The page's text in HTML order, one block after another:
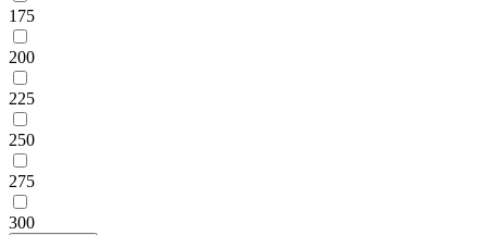
175
200
225
250
275
300